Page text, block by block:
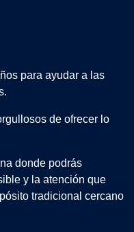
para ayudar a las
de ofrecer lo
donde podrás
y la atención que
tradicional cercano